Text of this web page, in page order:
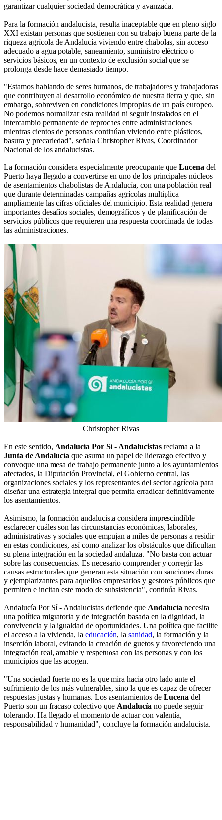
garantizar cualquier sociedad democrática y avanzada.
Para la formación andalucista, resulta inaceptable que en pleno siglo
XXI existan personas que sostienen con su trabajo buena parte de la
riqueza agrícola de Andalucía viviendo entre chabolas, sin acceso
adecuado a agua potable, saneamiento, suministro eléctrico o
servicios básicos, en un contexto de exclusión social que se
prolonga desde hace demasiado tiempo.
"Estamos hablando de seres humanos, de trabajadores y trabajadoras
que contribuyen al desarrollo económico de nuestra tierra y que, sin
embargo, sobreviven en condiciones impropias de un país europeo.
No podemos normalizar esta realidad ni seguir instalados en el
intercambio permanente de reproches entre administraciones
mientras cientos de personas continúan viviendo entre plásticos,
basura y precariedad", señala Christopher Rivas, Coordinador
Nacional de los andalucistas.
La formación considera especialmente preocupante que Lucena del
Puerto haya llegado a convertirse en uno de los principales núcleos
de asentamientos chabolistas de Andalucía, con una población real
que durante determinadas campañas agrícolas multiplica
ampliamente las cifras oficiales del municipio. Esta realidad genera
importantes desafíos sociales, demográficos y de planificación de
servicios públicos que requieren una respuesta coordinada de todas
las administraciones.
Christopher Rivas
En este sentido, Andalucía Por Sí - Andalucistas reclama a la
Junta de Andalucía que asuma un papel de liderazgo efectivo y
convoque una mesa de trabajo permanente junto a los ayuntamientos
afectados, la Diputación Provincial, el Gobierno central, las
organizaciones sociales y los representantes del sector agrícola para
diseñar una estrategia integral que permita erradicar definitivamente
los asentamientos.
Asimismo, la formación andalucista considera imprescindible
esclarecer cuáles son las circunstancias económicas, laborales,
administrativas y sociales que empujan a miles de personas a residir
en estas condiciones, así como analizar los obstáculos que dificultan
su plena integración en la sociedad andaluza. "No basta con actuar
sobre las consecuencias. Es necesario comprender y corregir las
causas estructurales que generan esta situación con sanciones duras
y ejemplarizantes para aquellos empresarios y gestores públicos que
permiten e incitan este modo de subsistencia", continúa Rivas.
Andalucía Por Sí - Andalucistas defiende que Andalucía necesita
una política migratoria y de integración basada en la dignidad, la
convivencia y la igualdad de oportunidades. Una política que facilite
el acceso a la vivienda, la educación, la sanidad, la formación y la
inserción laboral, evitando la creación de guetos y favoreciendo una
integración real, amable y respetuosa con las personas y con los
municipios que las acogen.
"Una sociedad fuerte no es la que mira hacia otro lado ante el
sufrimiento de los más vulnerables, sino la que es capaz de ofrecer
respuestas justas y humanas. Los asentamientos de Lucena del
Puerto son un fracaso colectivo que Andalucía no puede seguir
tolerando. Ha llegado el momento de actuar con valentía,
responsabilidad y humanidad", concluye la formación andalucista.